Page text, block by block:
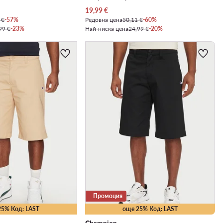
€-57%
€-23%
Актуална цена
19,99€
Редовна цена50,11 €-60%
Най-ниска цена24,99 €-20%
Код: LAST още 25% Код: LAST
Промоция